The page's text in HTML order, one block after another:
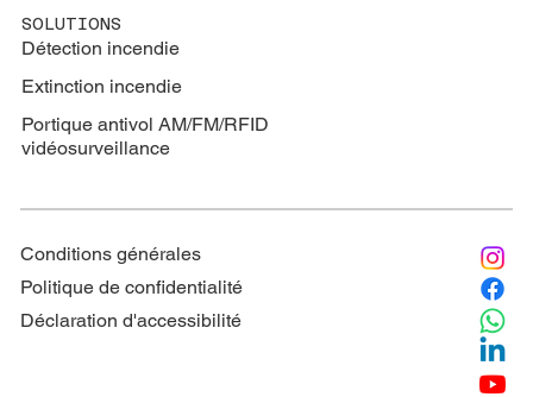
SOLUTIONS
Détection incendie
Extinction incendie
Portique antivol AM/FM/RFID
vidéosurveillance
Conditions générales
Politique de confidentialité
Déclaration d'accessibilité